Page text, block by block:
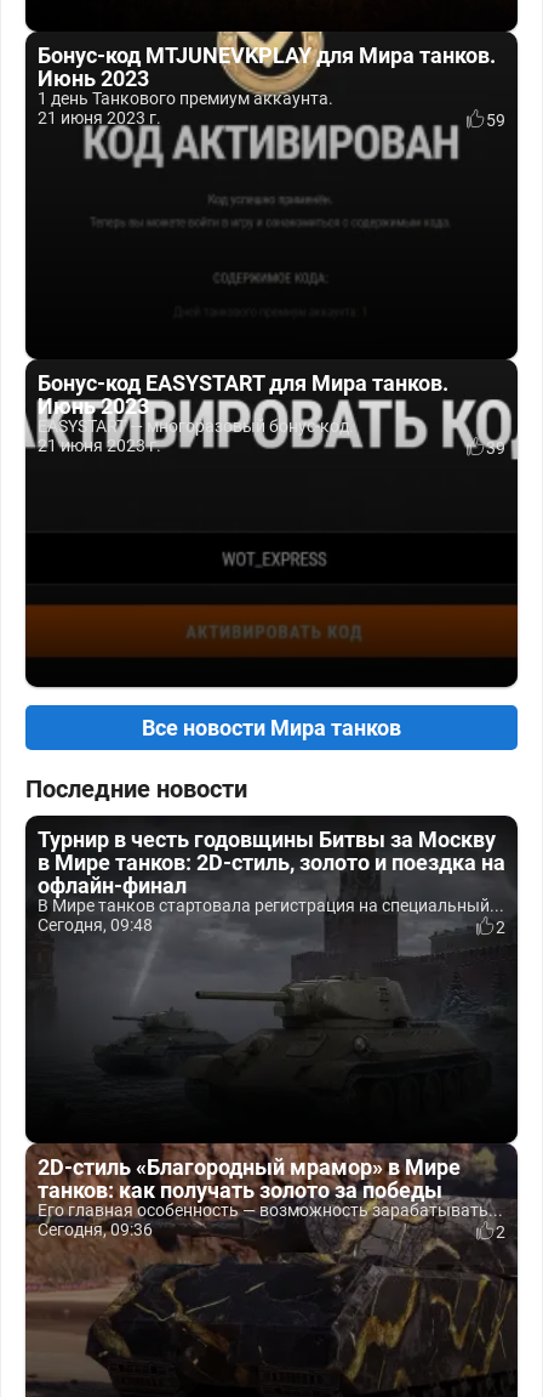
Бонус-код MTJUNEVKPLAY для Мира танков.
Июнь 2023
1 день Танкового премиум аккаунта.
21 июня 2023 г.
59
Бонус-код EASYSTART для Мира танков.
Июнь 2023
EASYSTART — многоразовый бонус-код.
21 июня 2023 г.
39
Все новости Мира танков
Последние новости
Турнир в честь годовщины Битвы за Москву
в Мире танков: 2D-стиль, золото и поездка на
офлайн-финал
В Мире танков стартовала регистрация на специальный...
Сегодня, 09:48
2
2D-стиль «Благородный мрамор» в Мире
танков: как получать золото за победы
Его главная особенность — возможность зарабатывать...
Сегодня, 09:36
2